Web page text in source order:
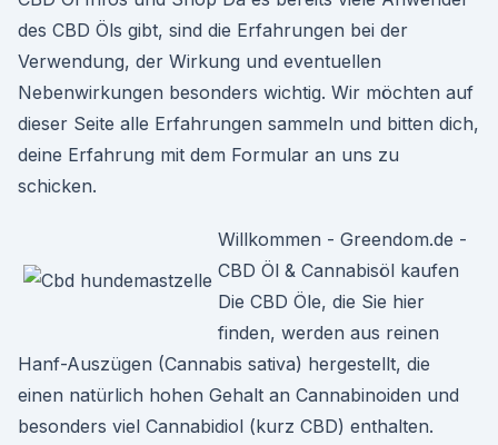
des CBD Öls gibt, sind die Erfahrungen bei der
Verwendung, der Wirkung und eventuellen
Nebenwirkungen besonders wichtig. Wir möchten auf
dieser Seite alle Erfahrungen sammeln und bitten dich,
deine Erfahrung mit dem Formular an uns zu
schicken.
Willkommen - Greendom.de -
CBD Öl & Cannabisöl kaufen
Die CBD Öle, die Sie hier
finden, werden aus reinen
Hanf-Auszügen (Cannabis sativa) hergestellt, die
einen natürlich hohen Gehalt an Cannabinoiden und
besonders viel Cannabidiol (kurz CBD) enthalten.